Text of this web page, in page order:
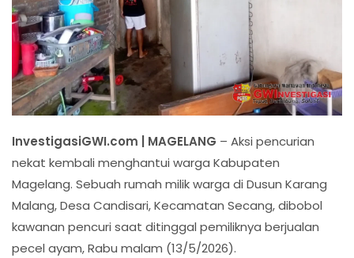
InvestigasiGWI.com | MAGELANG – Aksi pencurian
nekat kembali menghantui warga Kabupaten
Magelang. Sebuah rumah milik warga di Dusun Karang
Malang, Desa Candisari, Kecamatan Secang, dibobol
kawanan pencuri saat ditinggal pemiliknya berjualan
pecel ayam, Rabu malam (13/5/2026).